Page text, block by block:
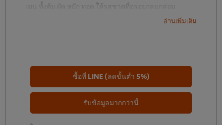
เมนู ทั้งต้ม ผัด หมัก ทอด ให้รสชาตที่อร่อยกลมกล่อม
อ่านเพิ่มเติม
ซื้อที่ LINE (ลดขั้นต่ำ 5%)
รับข้อมูลมากกว่านี้